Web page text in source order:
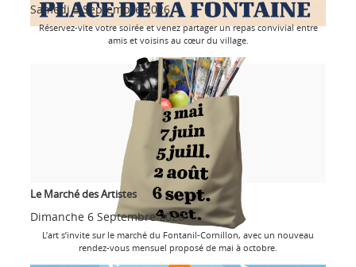
Samedi 5 Septembre 2026
Réservez-vite votre soirée et venez partager un repas convivial entre
amis et voisins au cœur du village.
Le Marché des Artistes
Dimanche 6 Septembre 2026
L’art s’invite sur le marché du Fontanil-Cornillon, avec un nouveau
rendez-vous mensuel proposé de mai à octobre.